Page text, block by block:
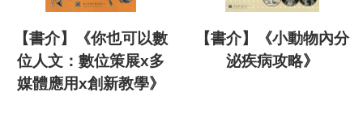
【書介】《你也可以數
位人文：數位策展x多
媒體應用x創新教學》
【書介】《小動物內分
泌疾病攻略》